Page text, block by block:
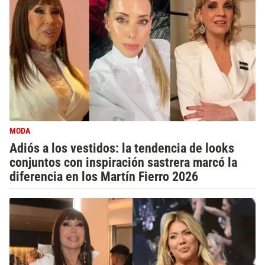
MODA
Adiós a los vestidos: la tendencia de looks
conjuntos con inspiración sastrera marcó la
diferencia en los Martín Fierro 2026